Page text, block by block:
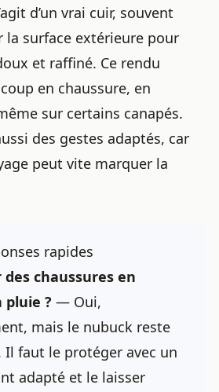
d’un vrai cuir, souvent
la surface extérieure pour
et raffiné. Ce rendu
en chaussure, en
sur certains canapés.
des gestes adaptés, car
peut vite marquer la
rapides
chaussures en
pluie ? — Oui,
mais le nubuck reste
Il faut le protéger avec un
adapté et le laisser